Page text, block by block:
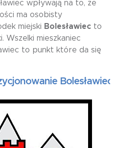
wpływają na to, że
ma osobisty
miejski Bolesławiec to
Wszelki mieszkaniec
to punkt które da się
Bolesławiec